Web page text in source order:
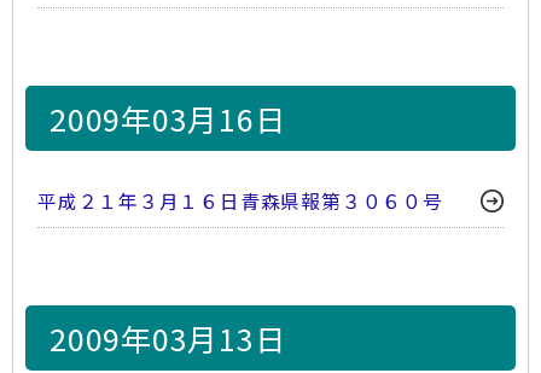
2009年03月16日
平成２１年３月１６日青森県報第３０６０号
2009年03月13日